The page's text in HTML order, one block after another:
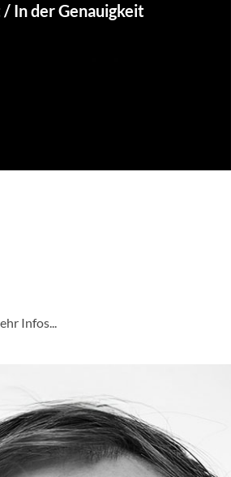
In der Genauigkeit
Infos...